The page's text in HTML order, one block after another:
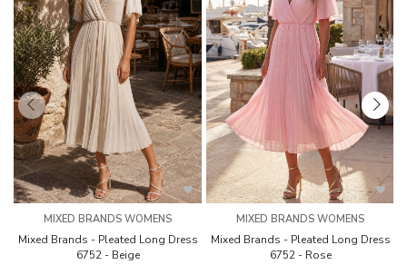
MIXED BRANDS WOMENS
Mixed Brands - Pleated Long Dress
6752 - Beige
MIXED BRANDS WOMENS
Mixed Brands - Pleated Long Dress
6752 - Rose